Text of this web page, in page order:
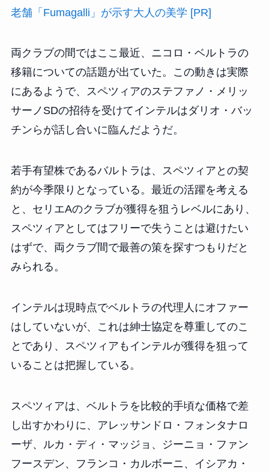
老舗「Fumagalli」が示す大人の美学 [PR]
両クラブの間ではここ最近、ニコロ・ベルトラの
移籍についての話題が出ていた。この動きは実際
にあるようで、スペツィアのステファノ・メリッ
サーノSDの招待を受けてインテルはダリオ・バッ
チンらが話し合いに臨んだようだ。
若手有望株であるバルトラは、スペツィアとの契
約が今季限りとなっている。最近の活躍を考える
と、セリエAのクラブが獲得を狙うレベルにあり、
スペツィアとしてはフリーで失うことは避けたい
はずで、両クラブ間で最善の策を探すつもりだと
みられる。
インテルは現時点でベルトラの代理人にオファー
はしていないが、これは紳士協定を尊重してのこ
とであり、スペツィアもインテルが獲得を狙って
いることは把握している。
スペツィアは、ベルトラを比較的手頃な価格で差
し出すかわりに、アレッサンドロ・フォンタナロ
ーザ、ルカ・ディ・マッジョ、ジーニョ・ファン
フースデン、フランコ・カルボーニ、イシアカ・